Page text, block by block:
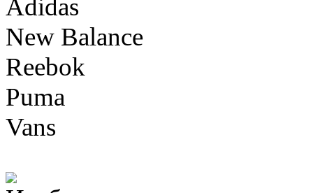
Adidas
New Balance
Reebok
Puma
Vans